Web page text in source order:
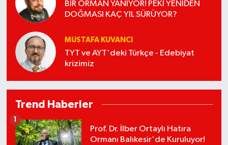
BİR ORMAN YANIYOR! PEKİ YENİDEN
DOĞMASI KAÇ YIL SÜRÜYOR?
MUSTAFA KUVANCI
TYT ve AYT'deki Türkçe - Edebiyat
krizimiz
Trend Haberler
Prof. Dr. İlber Ortaylı Hatıra
Ormanı Balıkesir'de Kuruluyor!
1